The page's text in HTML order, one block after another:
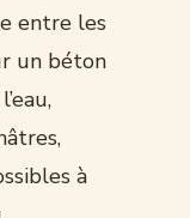
entre les
un béton
à